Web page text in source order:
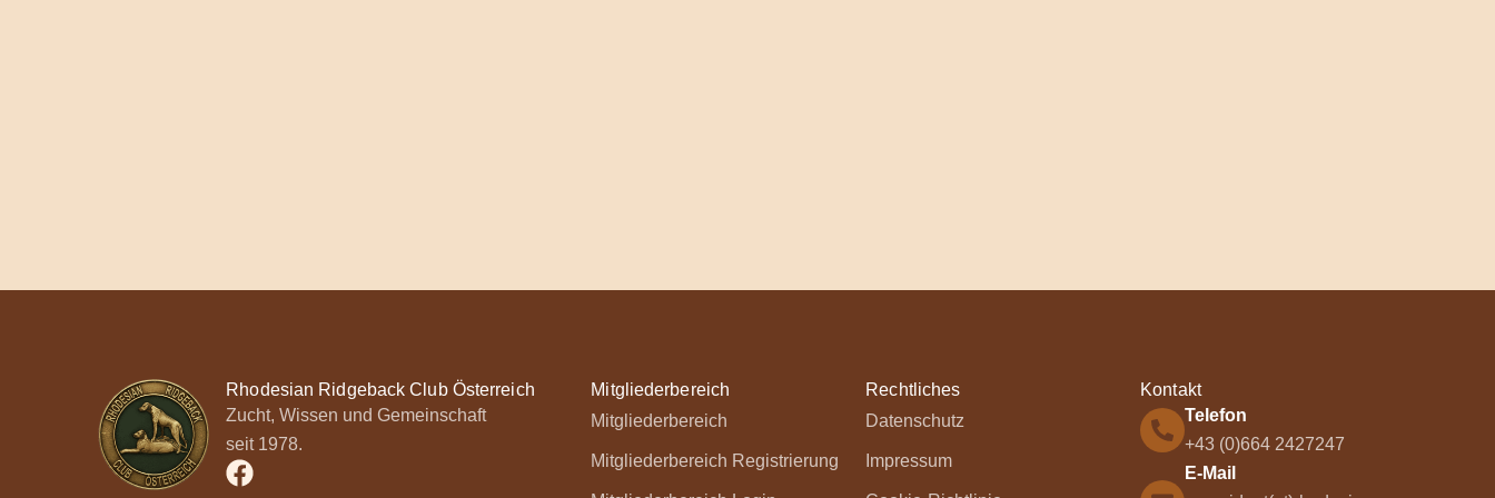
Rhodesian Ridgeback Club Österreich
Zucht, Wissen und Gemeinschaft
seit 1978.
Mitgliederbereich
Mitgliederbereich
Mitgliederbereich Registrierung
Rechtliches
Datenschutz
Impressum
Kontakt
Telefon
+43 (0)664 2427247
E-Mail